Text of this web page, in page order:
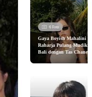
6 Foto
Gaya Boyish Mahalini
Raharja Pulang Mudik
Bali dengan Tas Chanel
Rp160jutaan, Lengan